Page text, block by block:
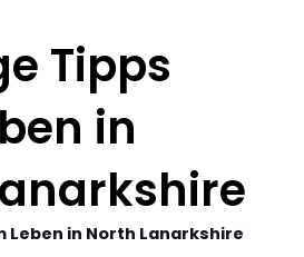
Tipps
in
Leben in North Lanarkshire